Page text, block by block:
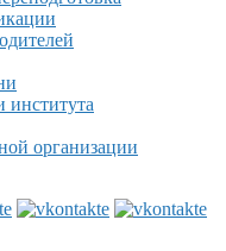
организации